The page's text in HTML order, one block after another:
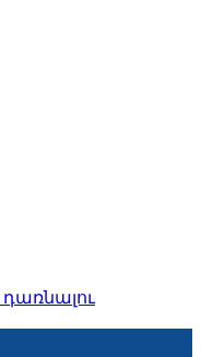
դառնալու